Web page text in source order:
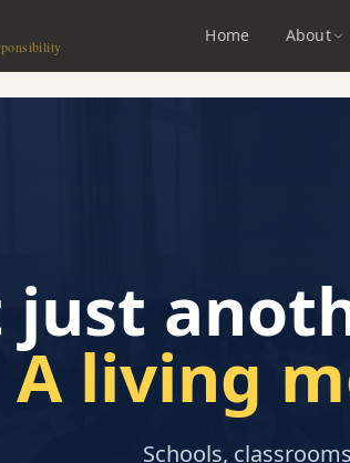
Home About
just
A living
Schools,